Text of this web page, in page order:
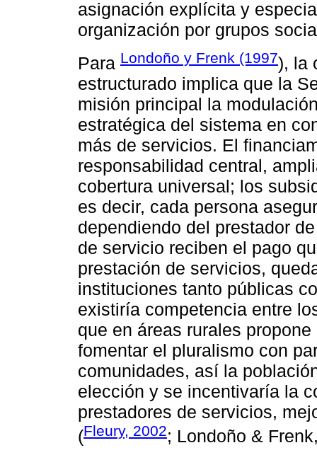
asignación explícita y
organización por grupos
Para Londoño y Frenk (1997), la
estructurado implica que la
misión principal la
estratégica del sistema en
más de servicios. El
responsabilidad central,
cobertura universal; los
es decir, cada persona
dependiendo del prestador
de servicio reciben el pago
prestación de servicios,
instituciones tanto públicas
existiría competencia entre
que en áreas rurales
fomentar el pluralismo con
comunidades, así la
elección y se incentivaría la
prestadores de servicios,
(Fleury, 2002; Londoño &